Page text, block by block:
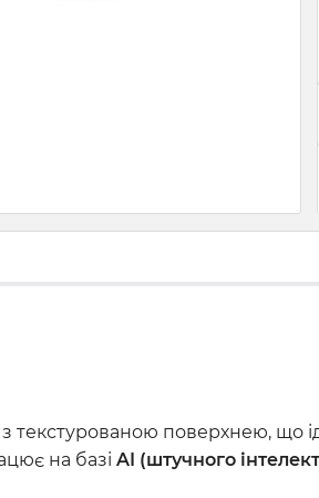
поверхнею, що
на базі AI (штучного